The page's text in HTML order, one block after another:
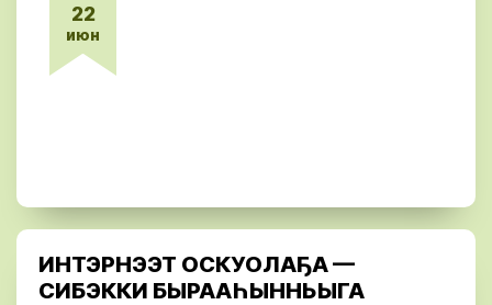
22
июн
ИНТЭРНЭЭТ ОСКУОЛАҔА —
СИБЭККИ БЫРААҺЫННЬЫГА